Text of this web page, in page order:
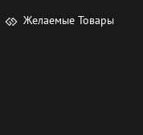
Желаемые Товары